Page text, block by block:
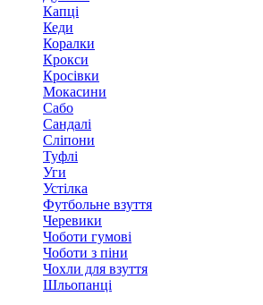
Капці
Кеди
Коралки
Крокси
Кросівки
Мокасини
Сабо
Сандалі
Сліпони
Туфлі
Уги
Устілка
Футбольне взуття
Черевики
Чоботи гумові
Чоботи з піни
Чохли для взуття
Шльопанці